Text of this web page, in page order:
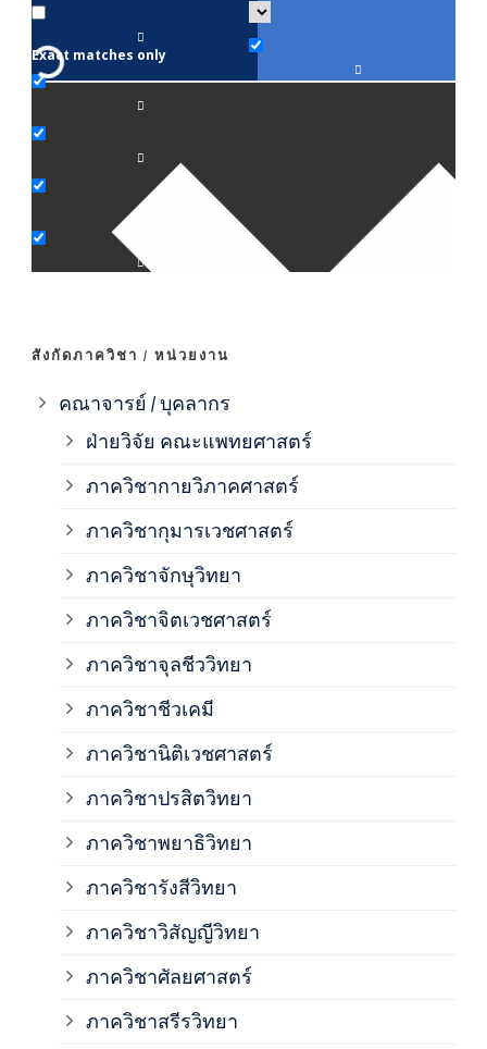
Exact matches only
สังกัดภาควิชา / หน่วยงาน
คณาจารย์ / บุคลากร
ฝ่ายวิจัย คณะแพทยศาสตร์
ภาควิชากายวิภาคศาสตร์
ภาควิชากุมารเวชศาสตร์
ภาควิชาจักษุวิทยา
ภาควิชาจิตเวชศาสตร์
ภาควิชาจุลชีววิทยา
ภาควิชาชีวเคมี
ภาควิชานิติเวชศาสตร์
ภาควิชาปรสิตวิทยา
ภาควิชาพยาธิวิทยา
ภาควิชารังสีวิทยา
ภาควิชาวิสัญญีวิทยา
ภาควิชาศัลยศาสตร์
ภาควิชาสรีรวิทยา